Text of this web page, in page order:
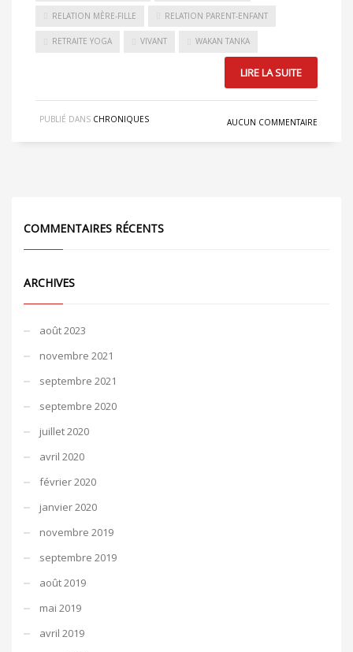
RELATION MÈRE-FILLE RELATION PARENT-ENFANT
RETRAITE YOGA VIVANT WAKAN TANKA
LIRE LA SUITE
PUBLIÉ DANS CHRONIQUES AUCUN COMMENTAIRE
COMMENTAIRES RÉCENTS
ARCHIVES
août 2023
novembre 2021
septembre 2021
septembre 2020
juillet 2020
avril 2020
février 2020
janvier 2020
novembre 2019
septembre 2019
août 2019
mai 2019
avril 2019